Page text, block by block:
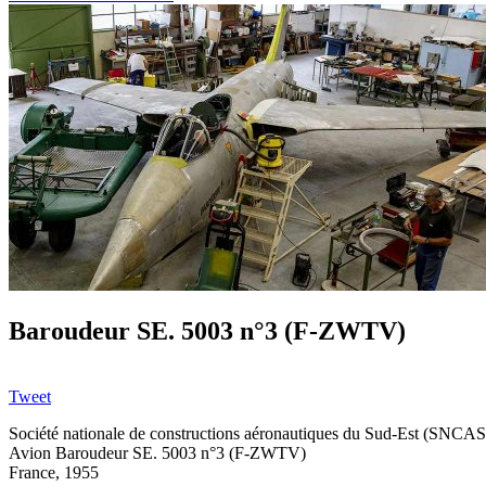
Baroudeur SE. 5003 n°3 (F-ZWTV)
Tweet
Société nationale de constructions aéronautiques du Sud-Est
Avion Baroudeur SE. 5003 n°3 (F-ZWTV)
France, 1955